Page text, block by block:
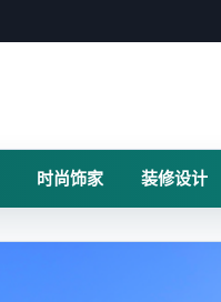
时尚饰家 装修设计